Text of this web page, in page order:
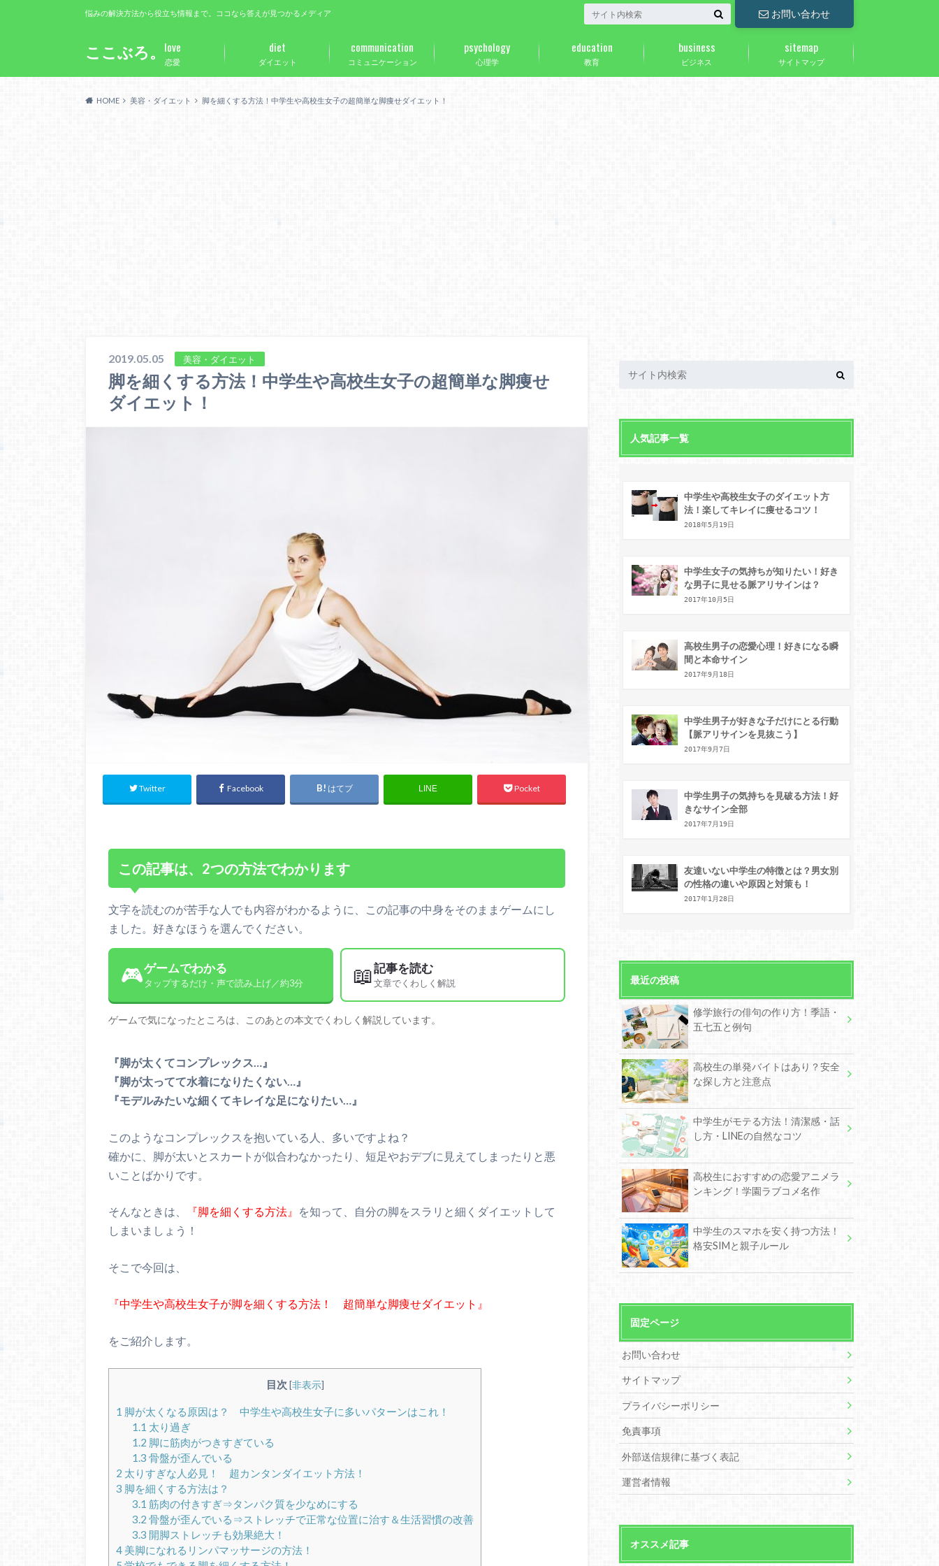
ここぶろ。
悩みの解決方法から役立ち情報まで。ココなら答えが見つかるメディア お問い合わせ
恋愛
love
ダイエット
diet
コミュニケーション
communication
心理学
psychology
教育
education
ビジネス
business
サイトマップ
sitemap
HOME 美容・ダイエット 脚を細くする方法！中学生や高校生女子の超簡単な脚痩せダイエット！
2019.05.05 美容・ダイエット
脚を細くする方法！中学生や高校生女子の超簡単な脚痩せ
ダイエット！
Twitter Facebook はてブ LINE Pocket
この記事は、2つの方法でわかります
文字を読むのが苦手な人でも内容がわかるように、この記事の中身をそのままゲームにし
ました。好きなほうを選んでください。
🎮ゲームでわかる
タップするだけ・声で読み上げ／約3分 📖記事を読む
文章でくわしく解説
ゲームで気になったところは、このあとの本文でくわしく解説しています。
『脚が太くてコンプレックス…』
『脚が太ってて水着になりたくない…』
『モデルみたいな細くてキレイな足になりたい…』
このようなコンプレックスを抱いている人、多いですよね？
確かに、脚が太いとスカートが似合わなかったり、短足やおデブに見えてしまったりと悪
いことばかりです。
そんなときは、 『脚を細くする方法』 を知って、自分の脚をスラリと細くダイエットして
しまいましょう！
そこで今回は、
『中学生や高校生女子が脚を細くする方法！ 超簡単な脚痩せダイエット』
をご紹介します。
目次 [非表示]
1 脚が太くなる原因は？ 中学生や高校生女子に多いパターンはこれ！
1.1 太り過ぎ
1.2 脚に筋肉がつきすぎている
1.3 骨盤が歪んでいる
2 太りすぎな人必見！ 超カンタンダイエット方法！
3 脚を細くする方法は？
3.1 筋肉の付きすぎ⇒タンパク質を少なめにする
3.2 骨盤が歪んでいる⇒ストレッチで正常な位置に治す＆生活習慣の改善
3.3 開脚ストレッチも効果絶大！
4 美脚になれるリンパマッサージの方法！
人気記事一覧
中学生や高校生女子のダイエット方
法！楽してキレイに痩せるコツ！
2018年5月19日
中学生女子の気持ちが知りたい！好き
な男子に見せる脈アリサインは？
2017年10月5日
高校生男子の恋愛心理！好きになる瞬
間と本命サイン
2017年9月18日
中学生男子が好きな子だけにとる行動
【脈アリサインを見抜こう】
2017年9月7日
中学生男子の気持ちを見破る方法！好
きなサイン全部
2017年7月19日
友達いない中学生の特徴とは？男女別
の性格の違いや原因と対策も！
2017年1月28日
最近の投稿
修学旅行の俳句の作り方！季語・
五七五と例句
高校生の単発バイトはあり？安全
な探し方と注意点
中学生がモテる方法！清潔感・話
し方・LINEの自然なコツ
高校生におすすめの恋愛アニメラ
ンキング！学園ラブコメ名作
中学生のスマホを安く持つ方法！
格安SIMと親子ルール
固定ページ
お問い合わせ
サイトマップ
プライバシーポリシー
免責事項
外部送信規律に基づく表記
運営者情報
オススメ記事